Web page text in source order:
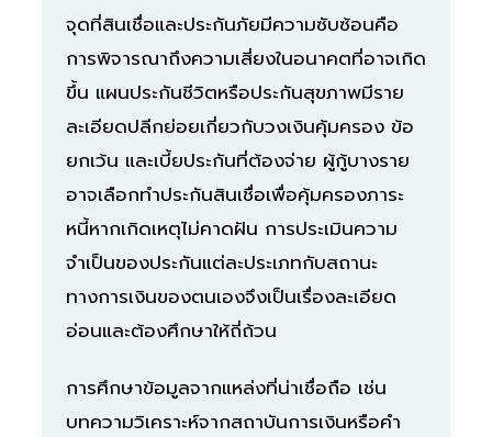
จุดที่สินเชื่อและประกันภัยมีความซับซ้อนคือ
การพิจารณาถึงความเสี่ยงในอนาคตที่อาจเกิด
ขึ้น แผนประกันชีวิตหรือประกันสุขภาพมีราย
ละเอียดปลีกย่อยเกี่ยวกับวงเงินคุ้มครอง ข้อ
ยกเว้น และเบี้ยประกันที่ต้องจ่าย ผู้กู้บางราย
อาจเลือกทำประกันสินเชื่อเพื่อคุ้มครองภาระ
หนี้หากเกิดเหตุไม่คาดฝัน การประเมินความ
จำเป็นของประกันแต่ละประเภทกับสถานะ
ทางการเงินของตนเองจึงเป็นเรื่องละเอียด
อ่อนและต้องศึกษาให้ถี่ถ้วน
การศึกษาข้อมูลจากแหล่งที่น่าเชื่อถือ เช่น
บทความวิเคราะห์จากสถาบันการเงินหรือคำ